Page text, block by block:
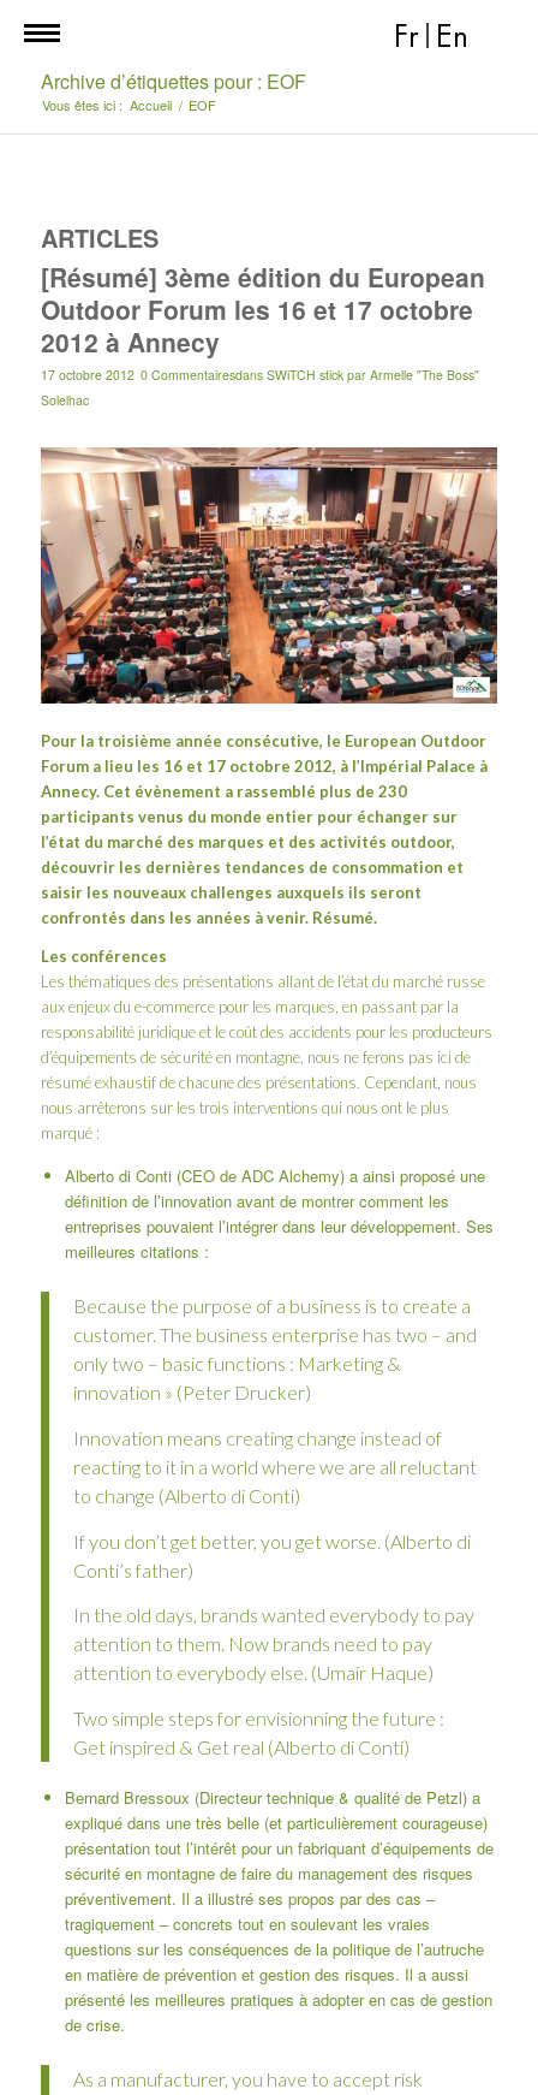
Fr En
Archive d’étiquettes pour : EOF
Vous êtes ici : Accueil / EOF
ARTICLES
[Résumé] 3ème édition du European
Outdoor Forum les 16 et 17 octobre
2012 à Annecy
17 octobre 2012 0 Commentairesdans SWiTCH stick par Armelle "The Boss"
Solelhac
Pour la troisième année consécutive, le European Outdoor
Forum a lieu les 16 et 17 octobre 2012, à l’Impérial Palace à
Annecy. Cet évènement a rassemblé plus de 230
participants venus du monde entier pour échanger sur
l’état du marché des marques et des activités outdoor,
découvrir les dernières tendances de consommation et
saisir les nouveaux challenges auxquels ils seront
confrontés dans les années à venir. Résumé.
Les conférences
Les thématiques des présentations allant de l’état du marché russe
aux enjeux du e-commerce pour les marques, en passant par la
responsabilité juridique et le coût des accidents pour les producteurs
d’équipements de sécurité en montagne, nous ne ferons pas ici de
résumé exhaustif de chacune des présentations. Cependant, nous
nous arrêterons sur les trois interventions qui nous ont le plus
marqué :
Alberto di Conti (CEO de ADC Alchemy) a ainsi proposé une
définition de l’innovation avant de montrer comment les
entreprises pouvaient l’intégrer dans leur développement. Ses
meilleures citations :
Because the purpose of a business is to create a
customer. The business enterprise has two – and
only two – basic functions : Marketing &
innovation » (Peter Drucker)
Innovation means creating change instead of
reacting to it in a world where we are all reluctant
to change (Alberto di Conti)
If you don’t get better, you get worse. (Alberto di
Conti’s father)
In the old days, brands wanted everybody to pay
attention to them. Now brands need to pay
attention to everybody else. (Umair Haque)
Two simple steps for envisionning the future :
Get inspired & Get real (Alberto di Conti)
Bernard Bressoux (Directeur technique & qualité de Petzl) a
expliqué dans une très belle (et particulièrement courageuse)
présentation tout l’intérêt pour un fabriquant d’équipements de
sécurité en montagne de faire du management des risques
préventivement. Il a illustré ses propos par des cas –
tragiquement – concrets tout en soulevant les vraies
questions sur les conséquences de la politique de l’autruche
en matière de prévention et gestion des risques. Il a aussi
présenté les meilleures pratiques à adopter en cas de gestion
de crise.
As a manufacturer, you have to accept risk